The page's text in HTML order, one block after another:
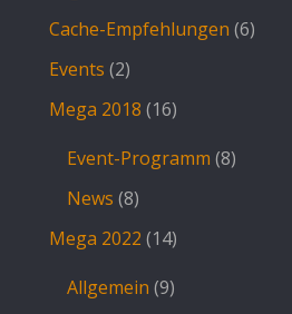
Cache-Empfehlungen (6)
Events (2)
Mega 2018 (16)
Event-Programm (8)
News (8)
Mega 2022 (14)
Allgemein (9)